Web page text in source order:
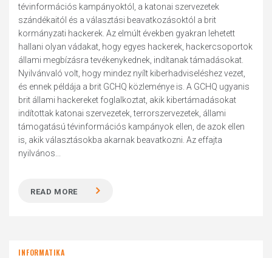
tévinformációs kampányoktól, a katonai szervezetek
szándékaitól és a választási beavatkozásoktól a brit
kormányzati hackerek. Az elmúlt években gyakran lehetett
hallani olyan vádakat, hogy egyes hackerek, hackercsoportok
állami megbízásra tevékenykednek, indítanak támadásokat.
Nyilvánvaló volt, hogy mindez nyílt kiberhadviseléshez vezet,
és ennek példája a brit GCHQ közleménye is. A GCHQ ugyanis
brit állami hackereket foglalkoztat, akik kibertámadásokat
indítottak katonai szervezetek, terrorszervezetek, állami
támogatású tévinformációs kampányok ellen, de azok ellen
is, akik választásokba akarnak beavatkozni. Az effajta
nyilvános...
READ MORE
INFORMATIKA